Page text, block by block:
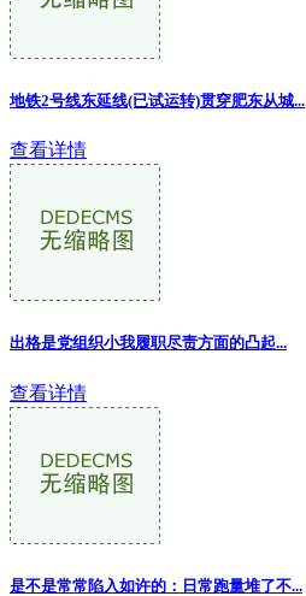
地铁2号线东延线(已试运转)贯穿肥东从城...
查看详情
出格是党组织小我履职尽责方面的凸起...
查看详情
是不是常常陷入如许的：日常跑量堆了不...